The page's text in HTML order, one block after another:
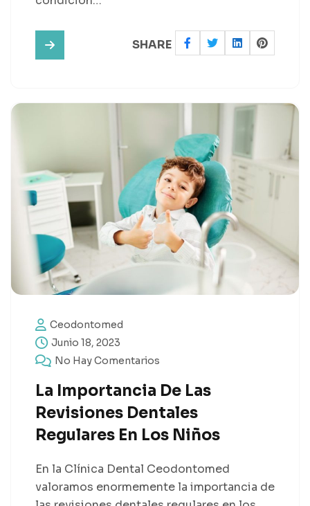
SHARE
Ceodontomed
Junio 18, 2023
No Hay Comentarios
La Importancia De Las
Revisiones Dentales
Regulares En Los Niños
En la Clínica Dental Ceodontomed
valoramos enormemente la importancia de